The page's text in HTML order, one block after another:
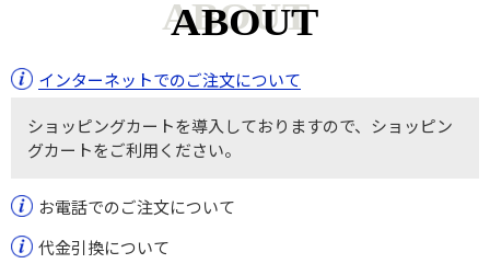
ABOUT
インターネットでのご注文について
ショッピングカートを導入しておりますので、ショッピン
グカートをご利用ください。
お電話でのご注文について
代金引換について